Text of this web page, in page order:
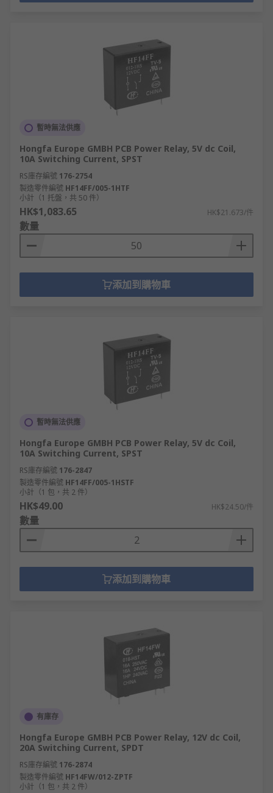
暫時無法供應
Hongfa Europe GMBH PCB Power Relay, 5V dc Coil,
10A Switching Current, SPST
RS庫存編號 176-2754
製造零件編號 HF14FF/005-1HTF
小計（1 托盤，共 50 件）
HK$1,083.65 HK$21.673/件
數量
添加到購物車
暫時無法供應
Hongfa Europe GMBH PCB Power Relay, 5V dc Coil,
10A Switching Current, SPST
RS庫存編號 176-2847
製造零件編號 HF14FF/005-1HSTF
小計（1 包，共 2 件）
HK$49.00 HK$24.50/件
數量
添加到購物車
有庫存
Hongfa Europe GMBH PCB Power Relay, 12V dc Coil,
20A Switching Current, SPDT
RS庫存編號 176-2874
製造零件編號 HF14FW/012-ZPTF
小計（1 包，共 2 件）